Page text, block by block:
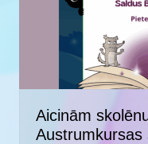
Aicinām
Austrumkursas